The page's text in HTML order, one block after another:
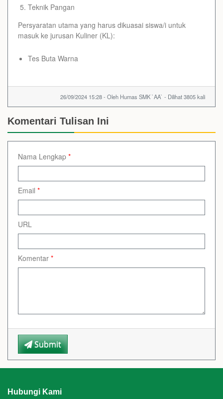
Teknik Pangan
Persyaratan utama yang harus dikuasai siswa/i untuk
masuk ke jurusan Kuliner (KL):
Tes Buta Warna
26/09/2024 15:28 - Oleh Humas SMK `AA` - Dilihat 3805 kali
Komentari Tulisan Ini
Nama Lengkap *
Email *
URL
Komentar *
Submit
Hubungi Kami